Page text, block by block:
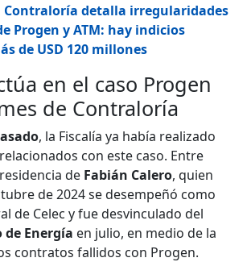
Contraloría detalla irregularidades
Progen y ATM: hay indicios
de USD 120 millones
en el caso Progen
de Contraloría
, la Fiscalía ya había realizado
con este caso. Entre
de Fabián Calero, quien
de 2024 se desempeñó como
de Celec y fue desvinculado del
Energía en julio, en medio de la
contratos fallidos con Progen.